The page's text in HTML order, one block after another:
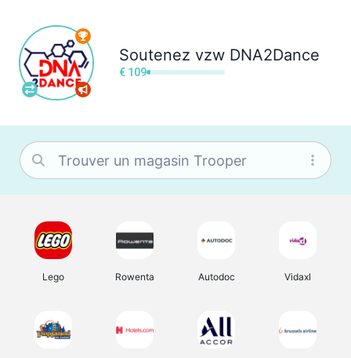
Soutenez vzw DNA2Dance
€ 109
Lego Rowenta Autodoc Vidaxl